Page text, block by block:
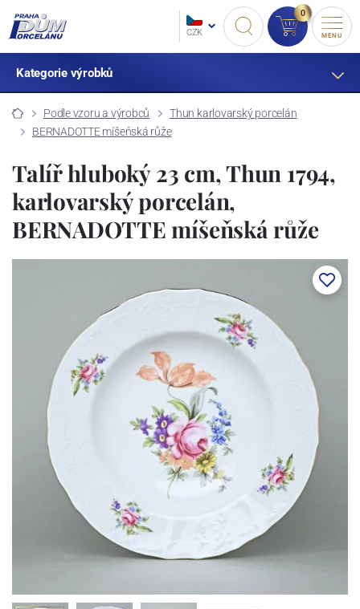
CZK
0
MENU
Kategorie výrobků
Podle vzoru a výrobců
Thun karlovarský porcelán
BERNADOTTE míšeňská růže
Talíř hluboký 23 cm, Thun 1794,
karlovarský porcelán,
BERNADOTTE míšeňská růže